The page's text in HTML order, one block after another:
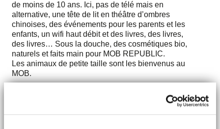
de moins de 10 ans. Ici, pas de télé mais en
alternative, une tête de lit en théâtre d’ombres
chinoises, des événements pour les parents et les
enfants, un wifi haut débit et des livres, des livres,
des livres… Sous la douche, des cosmétiques bio,
naturels et faits main pour MOB REPUBLIC.
Les animaux de petite taille sont les bienvenus au
MOB.